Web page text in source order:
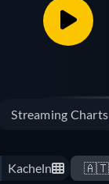
Streaming Charts
Kacheln 🇦🇹